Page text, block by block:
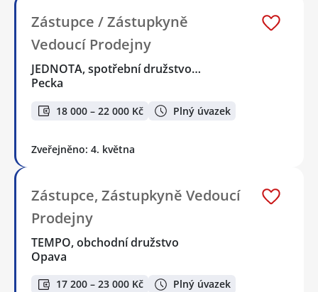
Zástupce / Zástupkyně
Vedoucí Prodejny
JEDNOTA, spotřební družstvo…
Pecka
18 000 – 22 000 Kč Plný úvazek
Zveřejněno: 4. května
Zástupce, Zástupkyně Vedoucí
Prodejny
TEMPO, obchodní družstvo
Opava
17 200 – 23 000 Kč Plný úvazek